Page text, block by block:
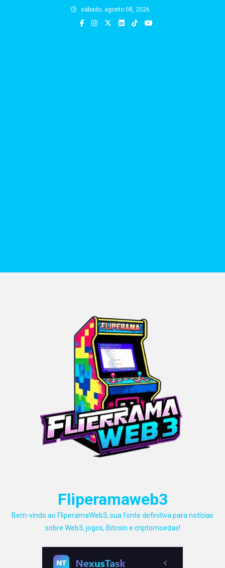
sábado, agosto 08, 2026
Fliperamaweb3
Bem-vindo ao FliperamaWeb3, sua fonte definitiva para notícias
sobre Web3, jogos, Bitcoin e criptomoedas!